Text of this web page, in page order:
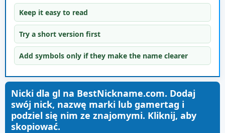
Keep it easy to read
Try a short version first
Add symbols only if they make the name clearer
Nicki dla gl na BestNickname.com. Dodaj
swój nick, nazwę marki lub gamertag i
podziel się nim ze znajomymi. Kliknij, aby
skopiować.